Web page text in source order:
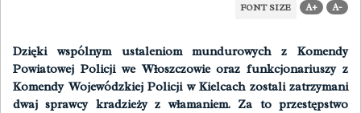
FONT SIZE A+ A-
Dzięki wspólnym ustaleniom mundurowych z Komendy
Powiatowej Policji we Włoszczowie oraz funkcjonariuszy z
Komendy Wojewódzkiej Policji w Kielcach zostali zatrzymani
dwaj sprawcy kradzieży z włamaniem. Za to przestępstwo